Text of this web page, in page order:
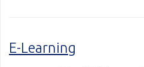
E-Learning